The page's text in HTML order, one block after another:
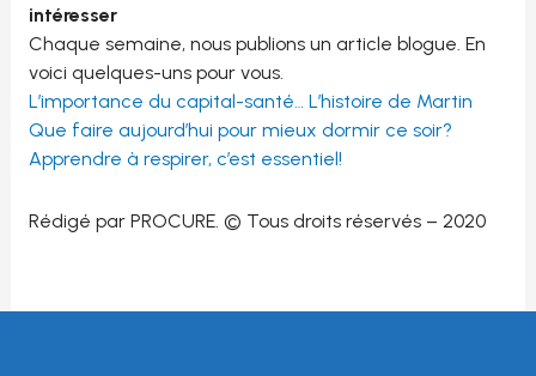
intéresser
Chaque semaine, nous publions un article blogue. En
voici quelques-uns pour vous.
L’importance du capital-santé… L’histoire de Martin
Que faire aujourd’hui pour mieux dormir ce soir?
Apprendre à respirer, c’est essentiel!
Rédigé par PROCURE. © Tous droits réservés – 2020